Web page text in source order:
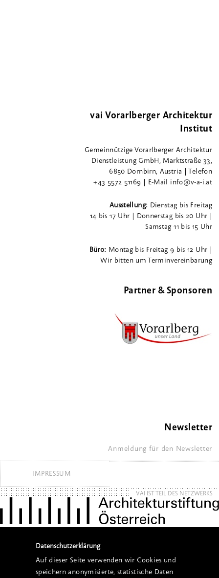
vai Vorarlberger Architektur
Institut
Gemeinnützige Vorarlberger Architektur
Dienstleistung GmbH, Marktstraße 33,
6850 Dornbirn, Austria | Telefon
+43 5572 51169 | E-Mail info@v-a-i.at
Ausstellung: Dienstag bis Freitag
14 bis 17 Uhr | Donnerstag bis 20 Uhr |
Samstag 11 bis 15 Uhr
Büro: Montag bis Freitag 9 bis 12 Uhr |
Wir bitten um Terminvereinbarung
Partner & Sponsoren
Newsletter
Anmeldung für den Newsletter
IMPRESSUM
VAI IST TEIL DES NETZWERKS
Datenschutzerklärung
Auf dieser Seite verwenden wir Cookies und
speichern anonymisierte, statistische Daten